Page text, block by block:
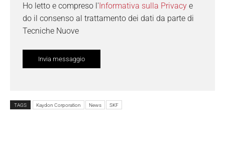
Ho letto e compreso l'Informativa sulla Privacy e
do il consenso al trattamento dei dati da parte di
Tecniche Nuove
TAGS Kaydon Corporation News SKF